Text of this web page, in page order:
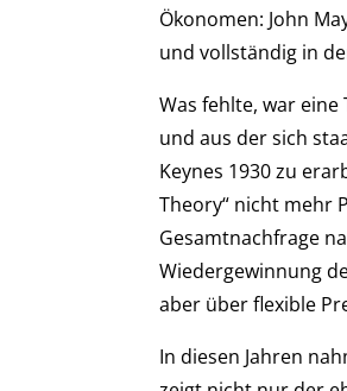
Ökonomen: John
und vollständig in
Was fehlte, war
und aus der sich
Keynes 1930 zu
Theory“ nicht mehr
Gesamtnachfrage
Wiedergewinnung
aber über flexible
In diesen Jahren